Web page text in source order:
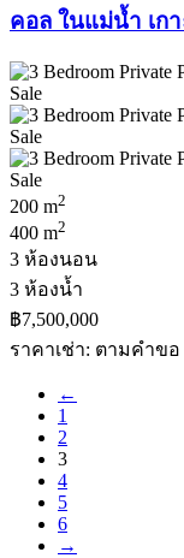
คอล ในแม่น้ำ เก
200 m2
400 m2
3 ห้องนอน
3 ห้องน้ำ
฿7,500,000
ราคาเช่า: ตามคําขอ
←
1
2
3
4
5
6
→